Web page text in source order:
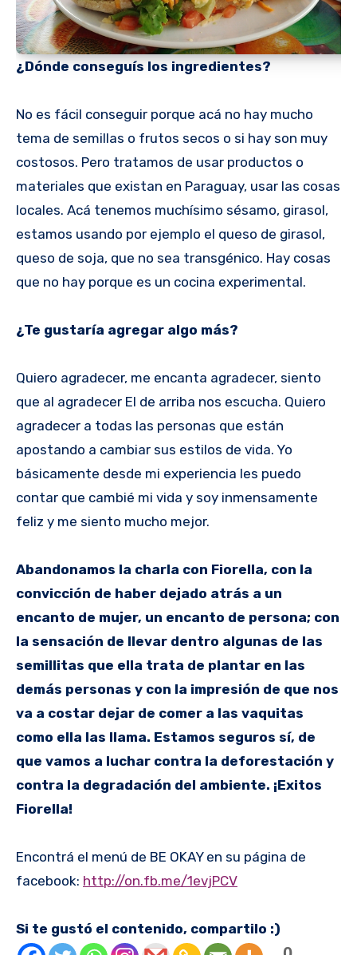
¿Dónde conseguís los ingredientes?
No es fácil conseguir porque acá no hay mucho
tema de semillas o frutos secos o si hay son muy
costosos. Pero tratamos de usar productos o
materiales que existan en Paraguay, usar las cosas
locales. Acá tenemos muchísimo sésamo, girasol,
estamos usando por ejemplo el queso de girasol,
queso de soja, que no sea transgénico. Hay cosas
que no hay porque es un cocina experimental.
¿Te gustaría agregar algo más?
Quiero agradecer, me encanta agradecer, siento
que al agradecer El de arriba nos escucha. Quiero
agradecer a todas las personas que están
apostando a cambiar sus estilos de vida. Yo
básicamente desde mi experiencia les puedo
contar que cambié mi vida y soy inmensamente
feliz y me siento mucho mejor.
Abandonamos la charla con Fiorella, con la
convicción de haber dejado atrás a un
encanto de mujer, un encanto de persona; con
la sensación de llevar dentro algunas de las
semillitas que ella trata de plantar en las
demás personas y con la impresión de que nos
va a costar dejar de comer a las vaquitas
como ella las llama. Estamos seguros sí, de
que vamos a luchar contra la deforestación y
contra la degradación del ambiente. ¡Exitos
Fiorella!
Encontrá el menú de BE OKAY en su página de
facebook: http://on.fb.me/1evjPCV
Si te gustó el contenido, compartilo :)